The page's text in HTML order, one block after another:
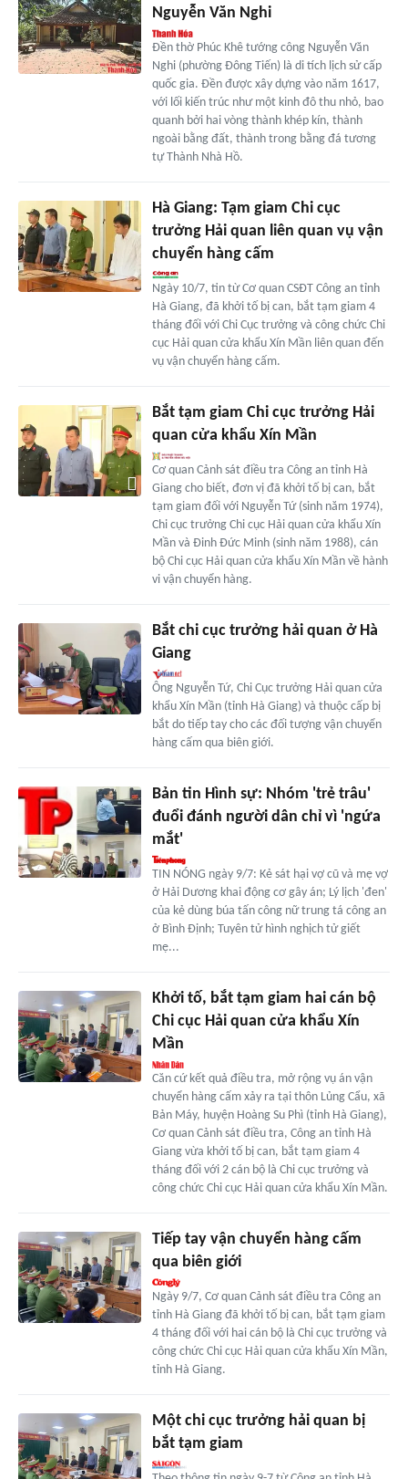
Nguyễn Văn Nghi
Đền thờ Phúc Khê tướng công Nguyễn Văn
Nghi (phường Đông Tiến) là di tích lịch sử cấp
quốc gia. Đền được xây dựng vào năm 1617,
với lối kiến trúc như một kinh đô thu nhỏ, bao
quanh bởi hai vòng thành khép kín, thành
ngoài bằng đất, thành trong bằng đá tương
tự Thành Nhà Hồ.
Hà Giang: Tạm giam Chi cục
trưởng Hải quan liên quan vụ vận
chuyển hàng cấm
Ngày 10/7, tin từ Cơ quan CSĐT Công an tỉnh
Hà Giang, đã khởi tố bị can, bắt tạm giam 4
tháng đối với Chi Cục trưởng và công chức Chi
cục Hải quan cửa khẩu Xín Mần liên quan đến
vụ vận chuyển hàng cấm.
Bắt tạm giam Chi cục trưởng Hải
quan cửa khẩu Xín Mần
Cơ quan Cảnh sát điều tra Công an tỉnh Hà
Giang cho biết, đơn vị đã khởi tố bị can, bắt
tạm giam đối với Nguyễn Tứ (sinh năm 1974),
Chi cục trưởng Chi cục Hải quan cửa khẩu Xín
Mần và Đinh Đức Minh (sinh năm 1988), cán
bộ Chi cục Hải quan cửa khẩu Xín Mần về hành
vi vận chuyển hàng.
Bắt chi cục trưởng hải quan ở Hà
Giang
Ông Nguyễn Tứ, Chi Cục trưởng Hải quan cửa
khẩu Xín Mần (tỉnh Hà Giang) và thuộc cấp bị
bắt do tiếp tay cho các đối tượng vận chuyển
hàng cấm qua biên giới.
Bản tin Hình sự: Nhóm 'trẻ trâu'
đuổi đánh người dân chỉ vì 'ngứa
mắt'
TIN NÓNG ngày 9/7: Kẻ sát hại vợ cũ và mẹ vợ
ở Hải Dương khai động cơ gây án; Lý lịch 'đen'
của kẻ dùng búa tấn công nữ trung tá công an
ở Bình Định; Tuyên tử hình nghịch tử giết
mẹ...
Khởi tố, bắt tạm giam hai cán bộ
Chi cục Hải quan cửa khẩu Xín
Mần
Căn cứ kết quả điều tra, mở rộng vụ án vận
chuyển hàng cấm xảy ra tại thôn Lủng Cẩu, xã
Bản Máy, huyện Hoàng Su Phì (tỉnh Hà Giang),
Cơ quan Cảnh sát điều tra, Công an tỉnh Hà
Giang vừa khởi tố bị can, bắt tạm giam 4
tháng đối với 2 cán bộ là Chi cục trưởng và
công chức Chi cục Hải quan cửa khẩu Xín Mần.
Tiếp tay vận chuyển hàng cấm
qua biên giới
Ngày 9/7, Cơ quan Cảnh sát điều tra Công an
tỉnh Hà Giang đã khởi tố bị can, bắt tạm giam
4 tháng đối với hai cán bộ là Chi cục trưởng và
công chức Chi cục Hải quan cửa khẩu Xín Mần,
tỉnh Hà Giang.
Một chi cục trưởng hải quan bị
bắt tạm giam